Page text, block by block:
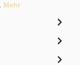
Mehr